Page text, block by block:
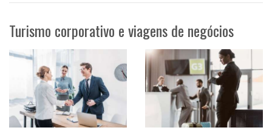
Turismo corporativo e viagens de negócios